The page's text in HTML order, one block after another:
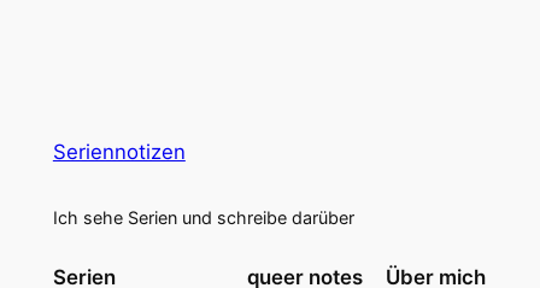
Seriennotizen
Ich sehe Serien und schreibe darüber
Serien queer notes Über mich